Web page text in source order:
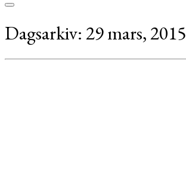
Dagsarkiv:29 mars, 2015